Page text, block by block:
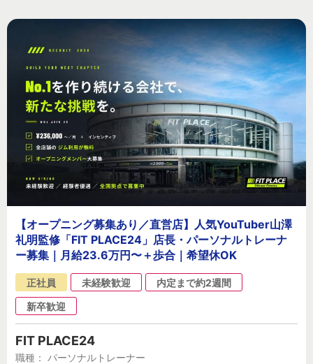
【オープニング募集あり／直営店】人気YouTuber山澤
礼明監修「FIT PLACE24」店長・パーソナルトレーナ
ー募集｜月給23.6万円〜＋歩合｜希望休OK
正社員 未経験歓迎
内定まで約2週間
新卒歓迎
FIT PLACE24
職種： パーソナルトレーナー